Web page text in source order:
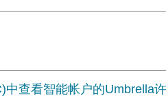
查看智能帐户的Umbrella